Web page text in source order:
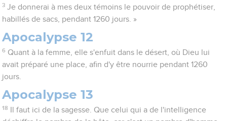
3 Je donnerai à mes deux témoins le pouvoir de prophétiser,
habillés de sacs, pendant 1260 jours. »
Apocalypse 12
6 Quant à la femme, elle s'enfuit dans le désert, où Dieu lui
avait préparé une place, afin d'y être nourrie pendant 1260
jours.
Apocalypse 13
18
Il faut ici de la sagesse. Que celui qui a de l'intelligence